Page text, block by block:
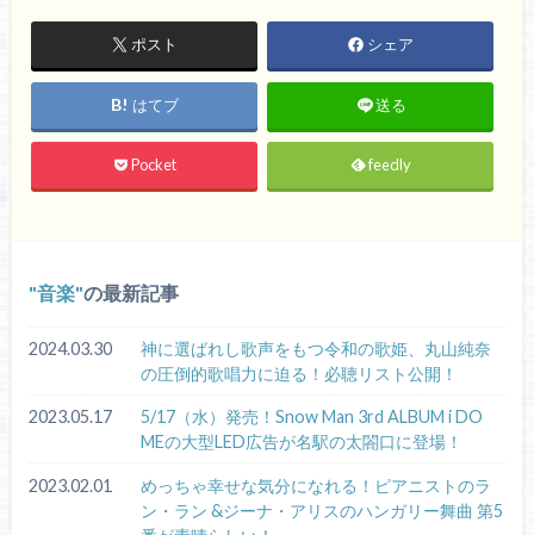
ポスト シェア
はてブ 送る
Pocket feedly
音楽 の最新記事
2024.03.30
神に選ばれし歌声をもつ令和の歌姫、丸山純奈
の圧倒的歌唱力に迫る！必聴リスト公開！
2023.05.17
5/17（水）発売！Snow Man 3rd ALBUM i DO
MEの大型LED広告が名駅の太閤口に登場！
2023.02.01
めっちゃ幸せな気分になれる！ピアニストのラ
ン・ラン &ジーナ・アリスのハンガリー舞曲 第5